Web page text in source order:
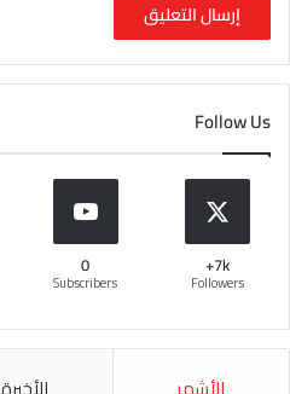
Follow Us
7k+
Followers
0
Subscribers